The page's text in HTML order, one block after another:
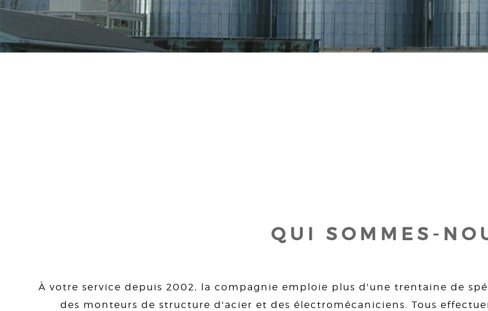
QUI SOMMES-
À votre service depuis 2002, la compagnie emploie plus d'une trentaine de
des monteurs de structure d'acier et des électromécaniciens. Tous